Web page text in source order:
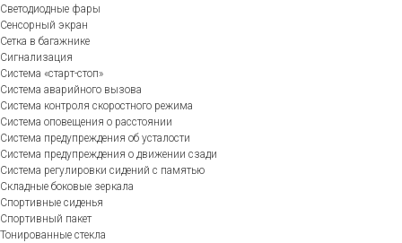
Светодиодные фары
Сенсорный экран
Сетка в багажнике
Сигнализация
Система «старт-стоп»
Система аварийного вызова
Система контроля скоростного режима
Система оповещения о расстоянии
Система предупреждения об усталости
Система предупреждения о движении сзади
Система регулировки сидений с памятью
Складные боковые зеркала
Спортивные сиденья
Спортивный пакет
Тонированные стекла